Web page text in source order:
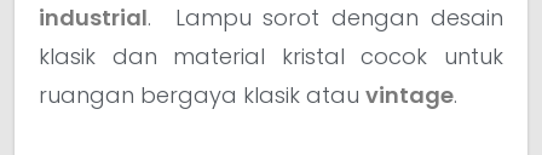
industrial. Lampu sorot dengan desain
klasik dan material kristal cocok untuk
ruangan bergaya klasik atau vintage.